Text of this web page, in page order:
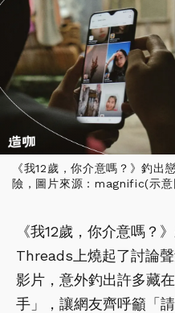
《我12歲，你介意嗎？》釣出
險，圖片來源：magnific(示意
《我12歲，你介意嗎？
Threads上燒起了討論
影片，意外釣出許多藏
手」，讓網友齊呼籲「